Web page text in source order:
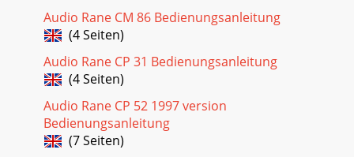
Audio Rane CM 86 Bedienungsanleitung
(4 Seiten)
Audio Rane CP 31 Bedienungsanleitung
(4 Seiten)
Audio Rane CP 52 1997 version
Bedienungsanleitung
(7 Seiten)